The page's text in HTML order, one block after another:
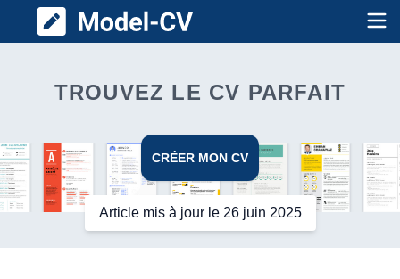
Model CV
TROUVEZ LE CV PARFAIT
CRÉER MON CV
Article mis à jour le 26 juin 2025